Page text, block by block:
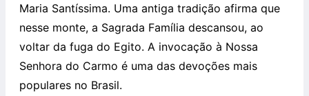
Maria Santíssima. Uma antiga tradição afirma que
nesse monte, a Sagrada Família descansou, ao
voltar da fuga do Egito. A invocação à Nossa
Senhora do Carmo é uma das devoções mais
populares no Brasil.